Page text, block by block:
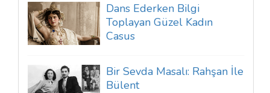
Dans Ederken Bilgi
Toplayan Güzel Kadın
Casus
Bir Sevda Masalı: Rahşan İle
Bülent